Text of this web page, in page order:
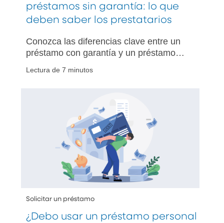
préstamos sin garantía: lo que
deben saber los prestatarios
Conozca las diferencias clave entre un
préstamo con garantía y un préstamo
Lectura de 7 minutos
Solicitar un préstamo
¿Debo usar un préstamo personal